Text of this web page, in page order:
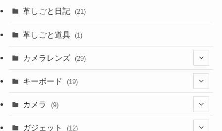
革しごと日記 (21)
革しごと道具 (1)
カメラレンズ (29)
(8)
(3)
キーボード (19)
(1)
カメラ (9)
(7)
ガジェット (12)